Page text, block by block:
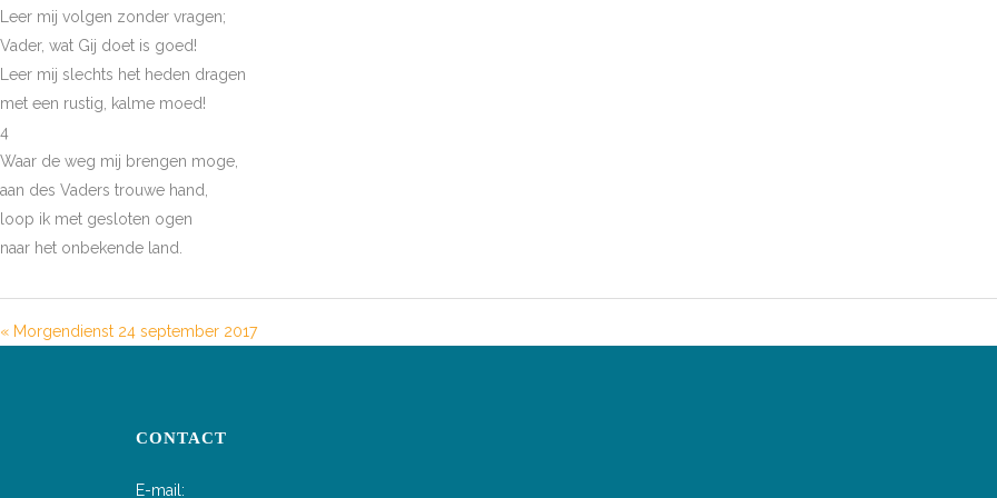
Leer mij volgen zonder vragen;
Vader, wat Gij doet is goed!
Leer mij slechts het heden dragen
met een rustig, kalme moed!
4
Waar de weg mij brengen moge,
aan des Vaders trouwe hand,
loop ik met gesloten ogen
naar het onbekende land.
« Morgendienst 24 september 2017
CONTACT
E-mail: